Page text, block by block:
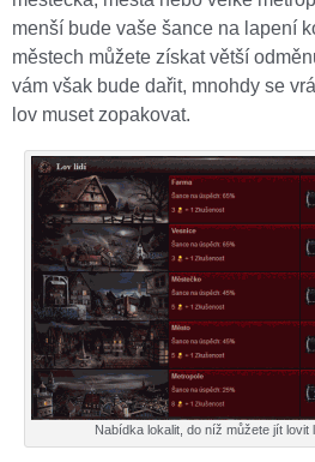
menší bude vaše šance na lapení
městech můžete získat větší
vám však bude dařit, mnohdy se
lov muset zopakovat.
Nabídka lokalit, do níž můžete jít lovit